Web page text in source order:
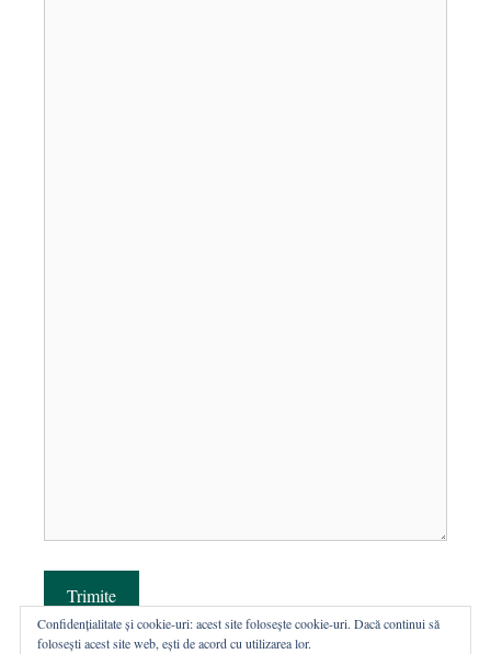
Trimite
Confidențialitate și cookie-uri: acest site folosește cookie-uri. Dacă continui să
folosești acest site web, ești de acord cu utilizarea lor.